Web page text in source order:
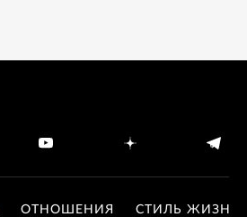
ОТНОШЕНИЯ СТИЛЬ ЖИЗНИ